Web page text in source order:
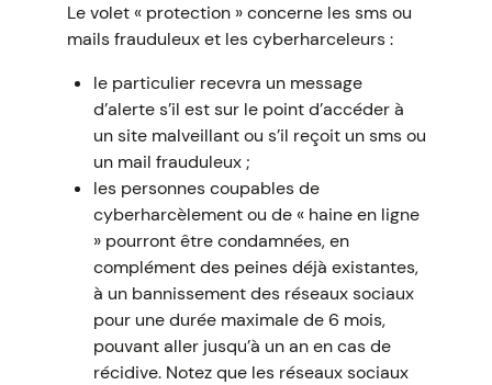
Le volet « protection » concerne les sms ou
mails frauduleux et les cyberharceleurs :
le particulier recevra un message
d’alerte s’il est sur le point d’accéder à
un site malveillant ou s’il reçoit un sms ou
un mail frauduleux ;
les personnes coupables de
cyberharcèlement ou de « haine en ligne
» pourront être condamnées, en
complément des peines déjà existantes,
à un bannissement des réseaux sociaux
pour une durée maximale de 6 mois,
pouvant aller jusqu’à un an en cas de
récidive. Notez que les réseaux sociaux